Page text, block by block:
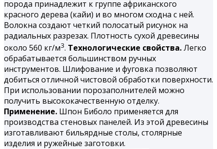
порода принадлежит к группе африканского
красного дерева (кайи) и во многом сходна с ней.
Волокна создают четкий полосатый рисунок на
радиальных разрезах. Плотность сухой древесины
около 560 кг/м3. Технологические свойства.Легко
обрабатывается большинством ручных
инструментов. Шлифование и фуговка позволяют
добиться отличной чистовой обработки поверхности.
При использовании порозаполнителей можно
получить высококачественную отделку.
Применение. Шпон Биболо применяется для
производства стеновых панелей. Из этой древесины
изготавливают бильярдные столы, столярные
изделия и ружейные заготовки.